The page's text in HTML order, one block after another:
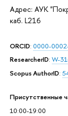
Адрес: АУК
каб. L216
ORCID: 0000-
ResearcherID: W-
Scopus AuthorID:
Присутственные
10:00-19:00